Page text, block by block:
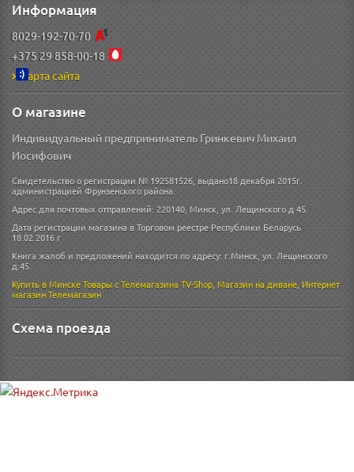
Информация
8029-192-70-70
+375 29 858-00-18
Карта сайта
О магазине
Индивидуальный предприниматель Гринкевич Михаил
Иосифович
Свидетельство о регистрации № 192581526, выдано18 декабря 2015г.
администрацией Фрунзенского района.
Адрес для почтовых отправлений: 220140, Минск, ул. Лещинского д 45.
Дата регистрации магазина в Торговом реестре Республики Беларусь
18.02.2016 г
Книга жалоб и предложений находится по адресу: г.Минск, ул. Лещинского
д.45.
Купить в МинскеТовары с Телемагазина TV-Shop,Магазин на диване,Интернет
магазинТелемагазин
Схема проезда